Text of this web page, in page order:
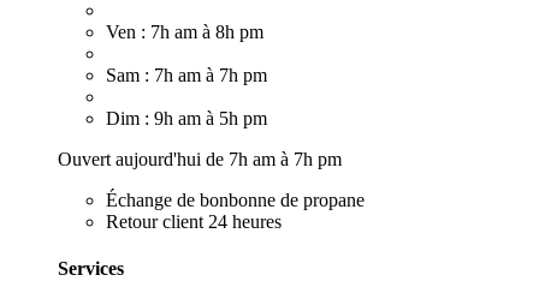
Ven : 7h am à 8h pm
Sam : 7h am à 7h pm
Dim : 9h am à 5h pm
Ouvert aujourd'hui de 7h am à 7h pm
Échange de bonbonne de propane
Retour client 24 heures
Services